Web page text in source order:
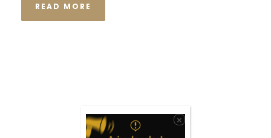
READ MORE
×